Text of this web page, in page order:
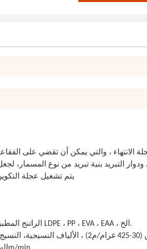
3يتم تشغيل عجلة
1الراتنج المطبق لفيلم الطلاء: نوع الطلاء مثل LDPE ، PP ، EVA ، EAA ، الخ.